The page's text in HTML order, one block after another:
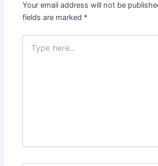
Your email address will not be
fields are marked *
here..